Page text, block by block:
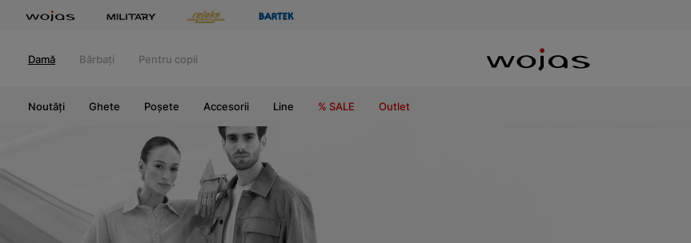
Damă Bărbați Pentru copii
Noutăți Ghete Poșete Accesorii Line % SALE Outlet